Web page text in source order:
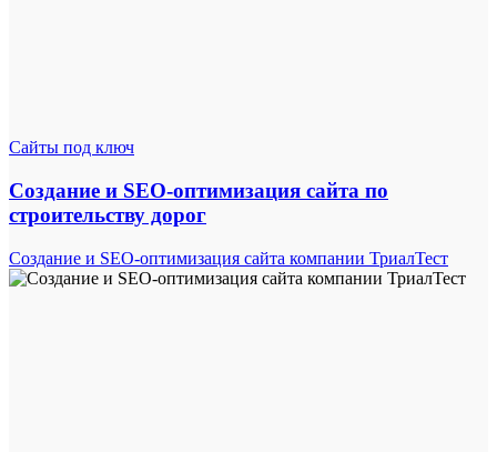
Сайты под ключ
Создание и SEO-оптимизация сайта по
строительству дорог
Создание и SEO-оптимизация сайта компании ТриалТест